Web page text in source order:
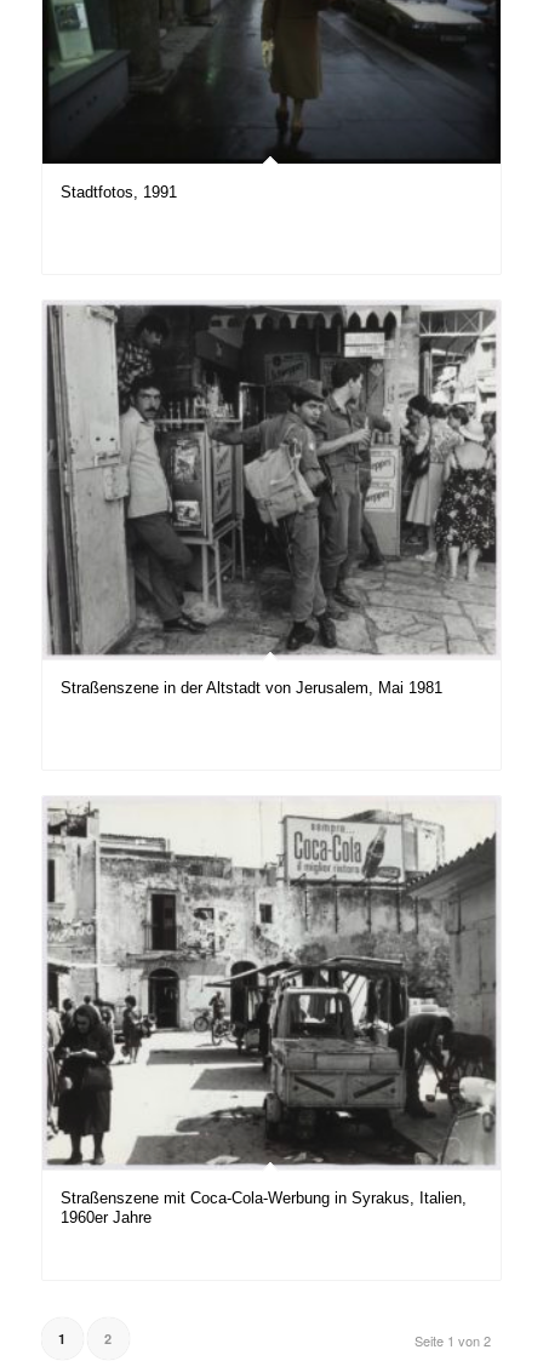
Stadtfotos, 1991
Straßenszene in der Altstadt von Jerusalem, Mai 1981
Straßenszene mit Coca-Cola-Werbung in Syrakus, Italien,
1960er Jahre
Seite 1 von 2
1 2